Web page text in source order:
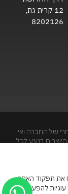
12 קרית גת,
8202126
של החברה ואין
בנוגע לכל
את תפקוד האתר
להפעיל.